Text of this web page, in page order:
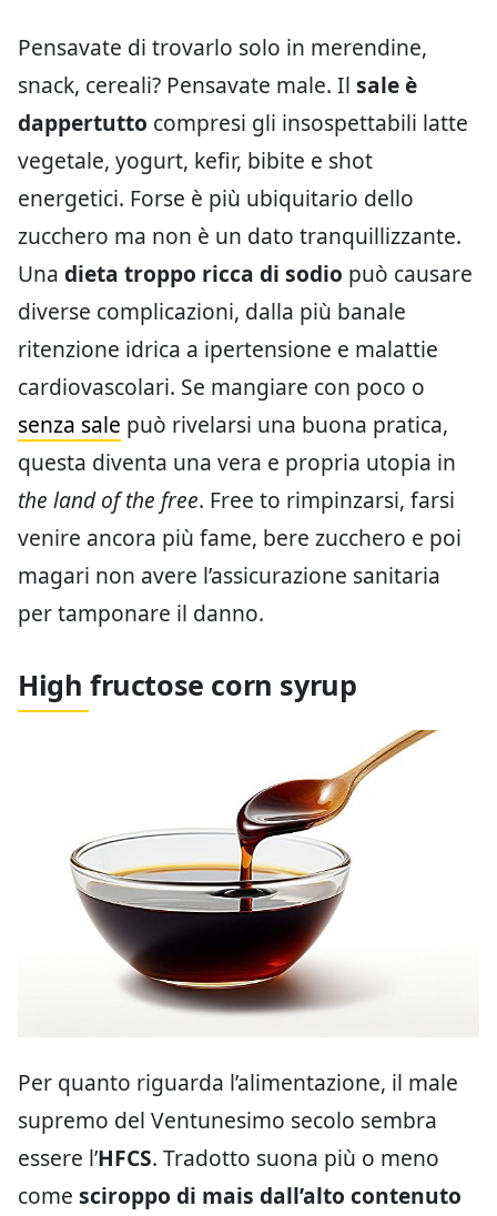
Pensavate di trovarlo solo in merendine,
snack, cereali? Pensavate male. Il sale è
dappertutto compresi gli insospettabili latte
vegetale, yogurt, kefir, bibite e shot
energetici. Forse è più ubiquitario dello
zucchero ma non è un dato tranquillizzante.
Una dieta troppo ricca di sodio può causare
diverse complicazioni, dalla più banale
ritenzione idrica a ipertensione e malattie
cardiovascolari. Se mangiare con poco o
senza sale può rivelarsi una buona pratica,
questa diventa una vera e propria utopia in
the land of the free. Free to rimpinzarsi, farsi
venire ancora più fame, bere zucchero e poi
magari non avere l’assicurazione sanitaria
per tamponare il danno.
High fructose corn syrup
Per quanto riguarda l’alimentazione, il male
supremo del Ventunesimo secolo sembra
essere l’HFCS. Tradotto suona più o meno
come sciroppo di mais dall’alto contenuto